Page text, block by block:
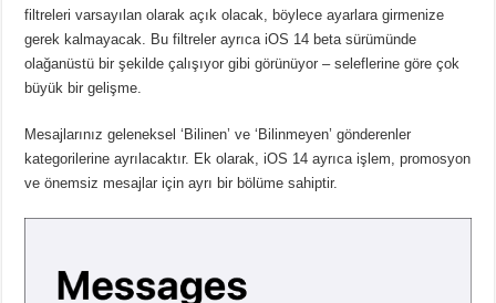
filtreleri varsayılan olarak açık olacak, böylece ayarlara girmenize
gerek kalmayacak. Bu filtreler ayrıca iOS 14 beta sürümünde
olağanüstü bir şekilde çalışıyor gibi görünüyor – seleflerine göre çok
büyük bir gelişme.
Mesajlarınız geleneksel ‘Bilinen’ ve ‘Bilinmeyen’ gönderenler
kategorilerine ayrılacaktır. Ek olarak, iOS 14 ayrıca işlem, promosyon
ve önemsiz mesajlar için ayrı bir bölüme sahiptir.